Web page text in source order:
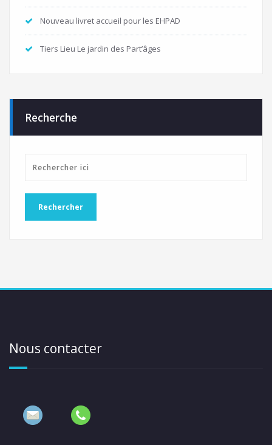
Nouveau livret accueil pour les EHPAD
Tiers Lieu Le jardin des Part’âges
Recherche
Nous contacter